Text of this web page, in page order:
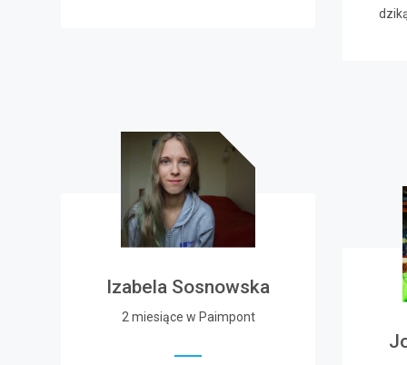
Izabela Sosnowska
2 miesiące w Paimpont